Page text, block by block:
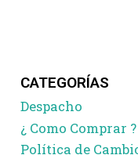
CATEGORÍAS
Despacho
¿ Como Comprar ?
Política de